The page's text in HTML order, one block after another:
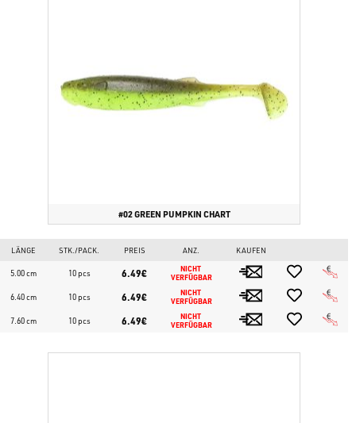
#02 GREEN PUMPKIN CHART
LÄNGE STK./PACK. PREIS ANZ. KAUFEN
5.00 cm 10 pcs 6.49€
NICHT
VERFÜGBAR
6.40 cm 10 pcs 6.49€
NICHT
VERFÜGBAR
7.60 cm 10 pcs 6.49€
NICHT
VERFÜGBAR